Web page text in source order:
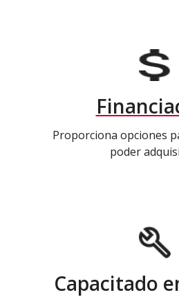
Proporciona opciones
poder
Capacitado